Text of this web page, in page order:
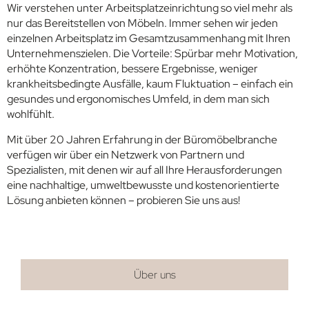
Wir verstehen unter Arbeitsplatzeinrichtung so viel mehr als
nur das Bereitstellen von Möbeln. Immer sehen wir jeden
einzelnen Arbeitsplatz im Gesamtzusammenhang mit Ihren
Unternehmenszielen. Die Vorteile: Spürbar mehr Motivation,
erhöhte Konzentration, bessere Ergebnisse, weniger
krankheitsbedingte Ausfälle, kaum Fluktuation – einfach ein
gesundes und ergonomisches Umfeld, in dem man sich
wohlfühlt.
Mit über 20 Jahren Erfahrung in der Büromöbelbranche
verfügen wir über ein Netzwerk von Partnern und
Spezialisten, mit denen wir auf all Ihre Herausforderungen
eine nachhaltige, umweltbewusste und kostenorientierte
Lösung anbieten können – probieren Sie uns aus!
Über uns